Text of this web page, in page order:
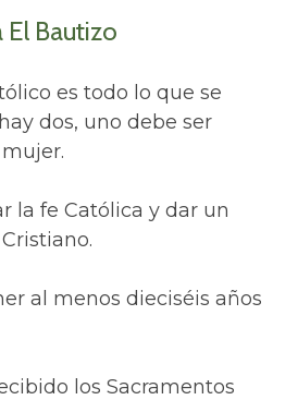
El Bautizo
es todo lo que se
dos, uno debe ser
la fe Católica y dar un
al menos dieciséis años
los Sacramentos